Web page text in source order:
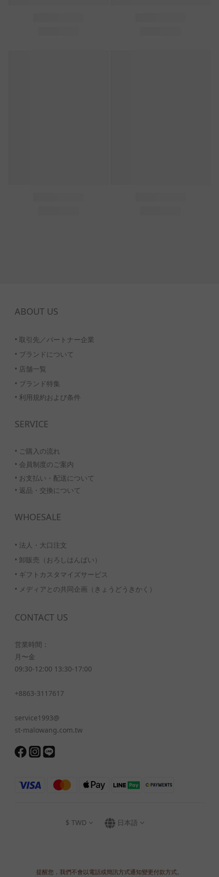
ABOUT US
• 取引先／パートナー企業
• ブランドについて
• 店舗一覧
• ブランド特集
• 利用規約および条件
SERVICE
• ご購入の流れ
• 会員制度のご案内
• お支払い・配送について
• 返品・交換について
WHOESALE
• 法人・大口注文
• 卸販売（おろしはんばい）
• ギフトカスタマイズサービス
• メディアとの共同企画（きょうどうきかく）
CONTACT US
営業時間：
月〜金
09:30-12:00 13:30-17:00
+8863-3117617
service1993@
st-malowang.com.tw
$ TWD 日本語
提醒您，我們不會以電話或簡訊方式通知變更付款方式。